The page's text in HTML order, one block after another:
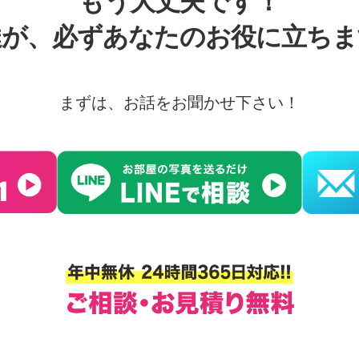
、必ずあなたのお役に立ち
まずは、お話をお聞かせ下さい！